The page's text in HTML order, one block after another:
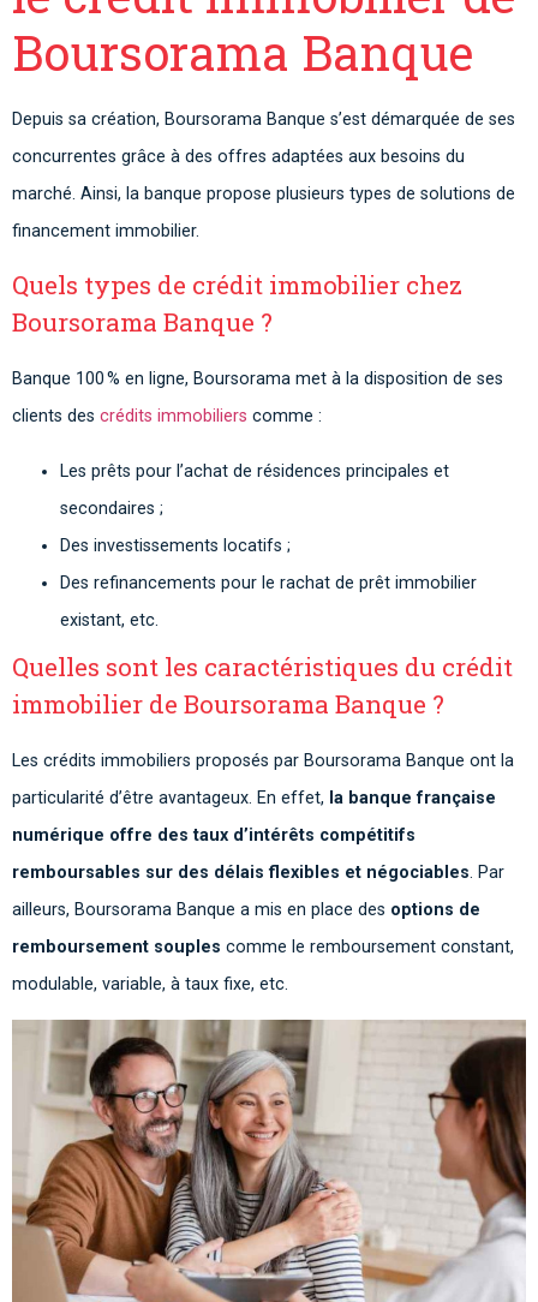
Boursorama Banque
Depuis sa création, Boursorama Banque s’est démarquée de ses
concurrentes grâce à des offres adaptées aux besoins du
marché. Ainsi, la banque propose plusieurs types de solutions de
financement immobilier.
Quels types de crédit immobilier chez
Boursorama Banque ?
Banque 100 % en ligne, Boursorama met à la disposition de ses
clients des crédits immobiliers comme :
Les prêts pour l’achat de résidences principales et
secondaires ;
Des investissements locatifs ;
Des refinancements pour le rachat de prêt immobilier
existant, etc.
Quelles sont les caractéristiques du crédit
immobilier de Boursorama Banque ?
Les crédits immobiliers proposés par Boursorama Banque ont la
particularité d’être avantageux. En effet, la banque française
numérique offre des taux d’intérêts compétitifs
remboursables sur des délais flexibles et négociables. Par
ailleurs, Boursorama Banque a mis en place des options de
remboursement souples comme le remboursement constant,
modulable, variable, à taux fixe, etc.